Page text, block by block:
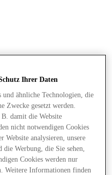
Ihrer Daten
und ähnliche Technologien, die
Zwecke gesetzt werden.
damit die Website
nicht notwendigen Cookies
Website analysieren, unsere
die Werbung, die Sie sehen,
Cookies werden nur
Weitere Informationen finden